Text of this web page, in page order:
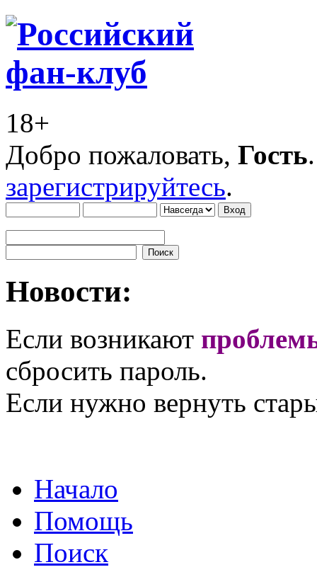
18+
Добро пожаловать, Гость
зарегистрируйтесь.
Новости:
Если возникают
сбросить пароль.
Если нужно вернуть
Начало
Помощь
Поиск